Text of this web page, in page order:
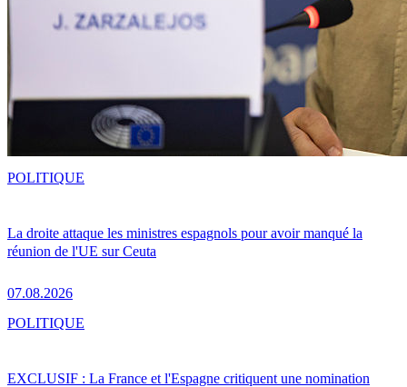
La droite attaque les ministres espagnols pour avoir manqué la
réunion de l'UE sur Ceuta
07.08.2026
POLITIQUE
EXCLUSIF : La France et l'Espagne critiquent une nomination
POLITIQUE